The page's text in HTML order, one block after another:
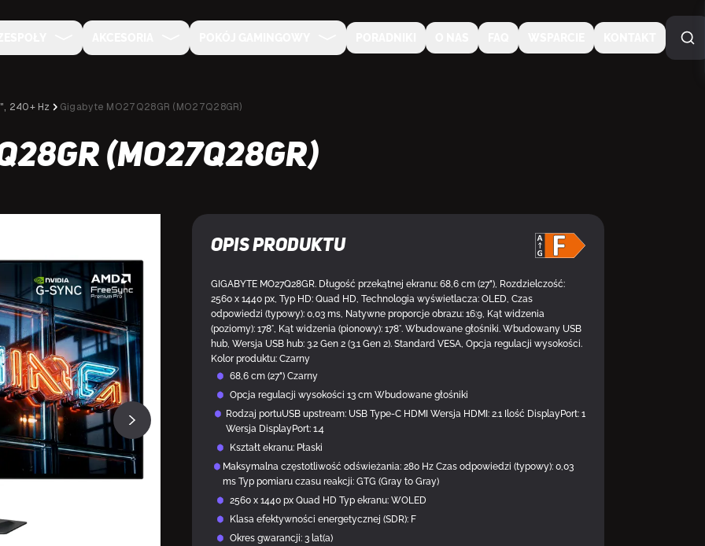
240+ Hz Gigabyte MO27Q28GR (MO27Q28GR)
(MO27Q28GR)
Opis produktu
GIGABYTE MO27Q28GR. Długość przekątnej ekranu: 68,6 cm (27"), Rozdzielczość:
2560 x 1440 px, Typ HD: Quad HD, Technologia wyświetlacza: OLED, Czas
odpowiedzi (typowy): 0,03 ms, Natywne proporcje obrazu: 16:9, Kąt widzenia
(poziomy): 178°, Kąt widzenia (pionowy): 178°. Wbudowane głośniki. Wbudowany USB
hub, Wersja USB hub: 3.2 Gen 2 (3.1 Gen 2). Standard VESA, Opcja regulacji wysokości.
Kolor produktu: Czarny
68,6 cm (27") Czarny
Opcja regulacji wysokości 13 cm Wbudowane głośniki
Rodzaj portuUSB upstream: USB Type-C HDMI Wersja HDMI: 2.1 Ilość DisplayPort: 1
Wersja DisplayPort: 1.4
Kształt ekranu: Płaski
Maksymalna częstotliwość odświeżania: 280 Hz Czas odpowiedzi (typowy): 0,03
ms Typ pomiaru czasu reakcji: GTG (Gray to Gray)
2560 x 1440 px Quad HD Typ ekranu: WOLED
Klasa efektywności energetycznej (SDR): F
Okres gwarancji: 3 lat(a)